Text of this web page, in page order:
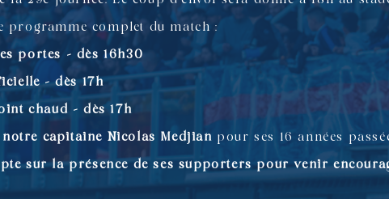
programme complet du match :
portes – dès 16h30
– dès 17h
chaud – dès 17h
notre capitaine Nicolas Medjian pour ses 16 années
sur la présence de ses supporters pour venir